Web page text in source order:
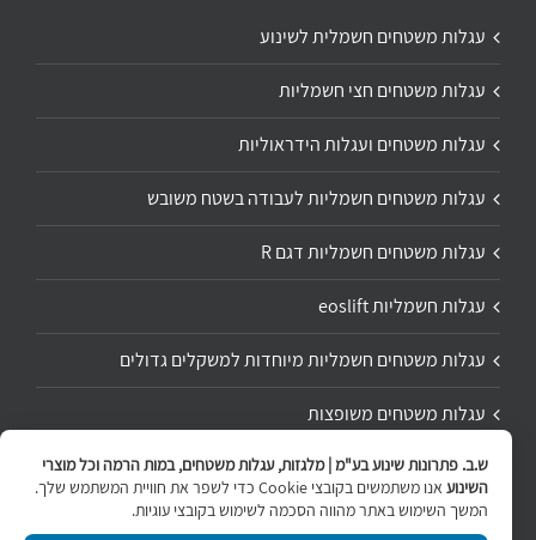
עגלות משטחים חשמלית לשינוע
עגלות משטחים חצי חשמליות
עגלות משטחים ועגלות הידראוליות
עגלות משטחים חשמליות לעבודה בשטח משובש
עגלות משטחים חשמליות דגם R
עגלות חשמליות eoslift
עגלות משטחים חשמליות מיוחדות למשקלים גדולים
עגלות משטחים משופצות
תיקון ושיפוץ עגלת משטחים
ש.ב. פתרונות שינוע בע"מ | מלגזות, עגלות משטחים, במות הרמה וכל מוצרי
השינוע
אנו משתמשים בקובצי Cookie כדי לשפר את חוויית המשתמש שלך.
המשך השימוש באתר מהווה הסכמה לשימוש בקובצי עוגיות.